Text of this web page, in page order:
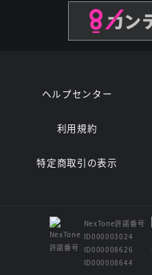
ヘルプセンター
利用規約
特定商取引の表示
NexTone許諾番号
ID000003024
ID000008626
ID000008644